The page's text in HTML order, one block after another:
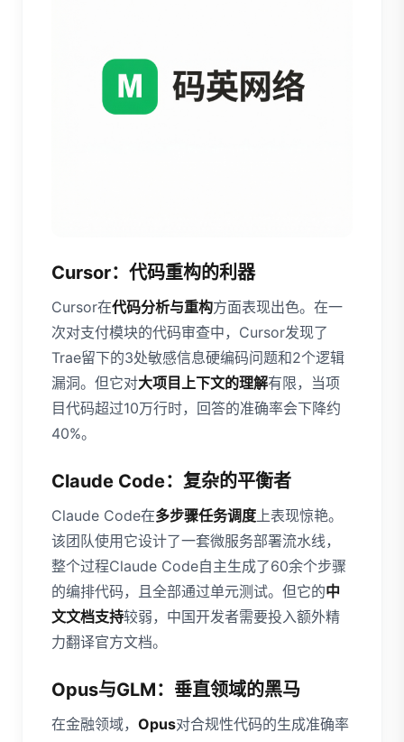
Cursor：代码重构的利器
Cursor在代码分析与重构方面表现出色。在一
次对支付模块的代码审查中，Cursor发现了
Trae留下的3处敏感信息硬编码问题和2个逻辑
漏洞。但它对大项目上下文的理解有限，当项
目代码超过10万行时，回答的准确率会下降约
40%。
Claude Code：复杂的平衡者
Claude Code在多步骤任务调度上表现惊艳。
该团队使用它设计了一套微服务部署流水线，
整个过程Claude Code自主生成了60余个步骤
的编排代码，且全部通过单元测试。但它的中
文文档支持较弱，中国开发者需要投入额外精
力翻译官方文档。
Opus与GLM：垂直领域的黑马
在金融领域， Opus对合规性代码的生成准确率